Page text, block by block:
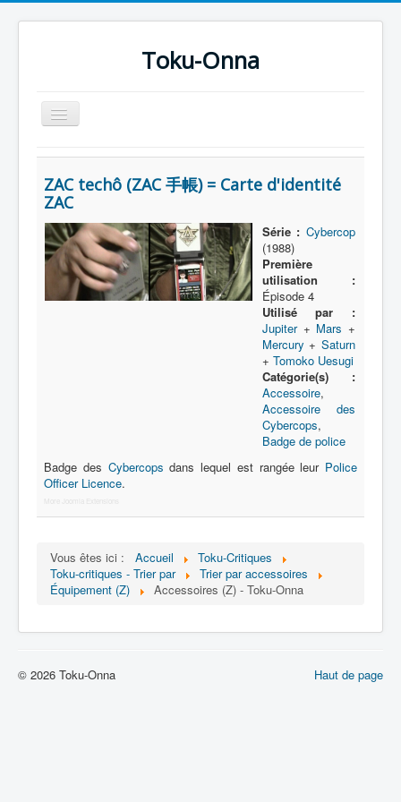
Toku-Onna
Basculer
la
Accueil
Toku-Actrices
Toku-Critiques
Séries
Films
Acteur
Transformation
Équipement
Lieu
ZAC techô (ZAC 手帳) = Carte d'identité
ZAC
Série : Cybercop
(1988)
Première
utilisation :
Épisode 4
Utilisé par :
Jupiter+ Mars +
Mercury + Saturn
+ Tomoko Uesugi
Catégorie(s) :
Accessoire,
Accessoire des
Cybercops,
Badge de police
Badge des Cybercops dans lequel est rangée leur Police
Officer Licence.
More Joomla Extensions
Vous êtes ici : Accueil
Toku-Critiques
Toku-critiques - Trier par
Trier par accessoires
Équipement (Z)
Accessoires (Z) - Toku-Onna
Haut de page
© 2026 Toku-Onna